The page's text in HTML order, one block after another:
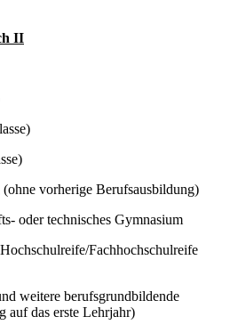
II
vorherige Berufsausbildung)
oder technisches Gymnasium
Fachhochschulreife
weitere berufsgrundbildende
auf das erste Lehrjahr)